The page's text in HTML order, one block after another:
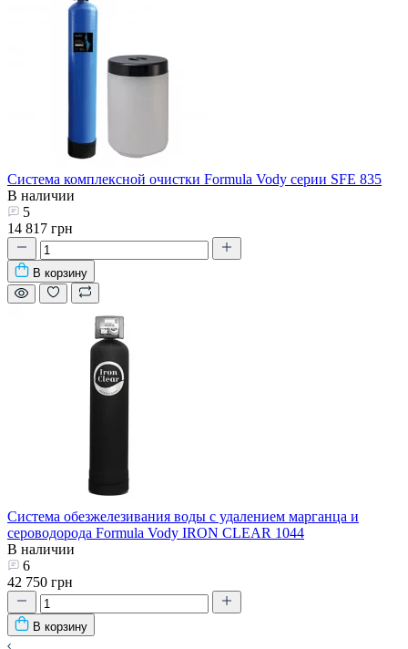
Система комплексной очистки Formula Vody серии SFE 835
В наличии
5
14 817 грн
В корзину
Система обезжелезивания воды с удалением марганца и
сероводорода Formula Vody IRON CLEAR 1044
В наличии
6
42 750 грн
В корзину